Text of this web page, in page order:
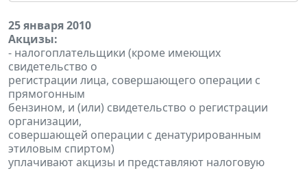
25 января 2010
Акцизы:
- налогоплательщики (кроме имеющих
свидетельство о
регистрации лица, совершающего операции с
прямогонным
бензином, и (или) свидетельство о регистрации
организации,
совершающей операции с денатурированным
этиловым спиртом)
уплачивают акцизы и представляют налоговую